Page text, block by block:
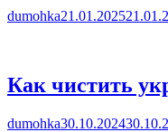
dumohka21.01.2025
Как чистить
dumohka30.10.2024